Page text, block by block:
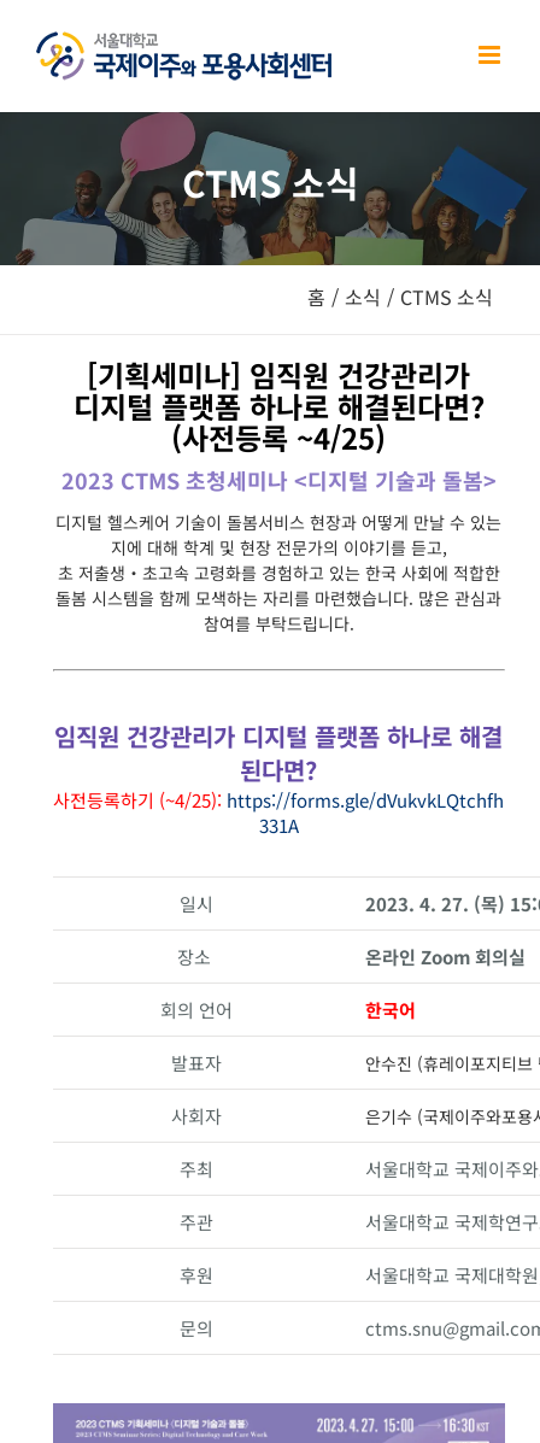
content
CTMS 소식
홈 / 소식 / CTMS 소식
[기획세미나] 임직원 건강관리가
디지털 플랫폼 하나로 해결된다면?
(사전등록 ~4/25)
2023 CTMS 초청세미나 <디지털 기술과 돌봄>
디지털 헬스케어 기술이 돌봄서비스 현장과 어떻게 만날 수 있는
지에 대해 학계 및 현장 전문가의 이야기를 듣고,
초 저출생・초고속 고령화를 경험하고 있는 한국 사회에 적합한
돌봄 시스템을 함께 모색하는 자리를 마련했습니다. 많은 관심과
참여를 부탁드립니다.
임직원 건강관리가 디지털 플랫폼 하나로 해결
된다면?
사전등록하기 (~4/25): https://forms.gle/dVukvkLQtchfh
331A
일시 2023. 4. 27. (목)
장소 온라인 Zoom 회의실
회의 언어 한국어
발표자 안수진 (휴레이포지티브
사회자 은기수 (국제이주와포용
주최 서울대학교 국제이주
주관 서울대학교 국제학연
후원 서울대학교 국제대학
문의